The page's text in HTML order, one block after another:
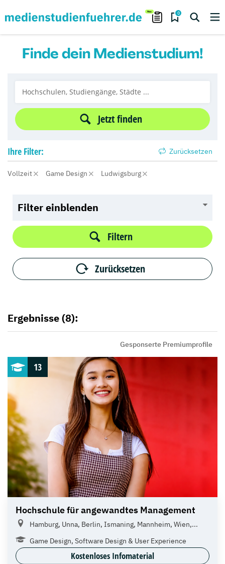
0
Finde dein Medienstudium!
Jetzt finden
Ihre Filter: Zurücksetzen
Vollzeit Game Design Ludwigsburg
Filter einblenden
Filtern
Zurücksetzen
Ergebnisse (8):
Gesponserte Premiumprofile
13
Hochschule für angewandtes Management
Hamburg, Unna, Berlin, Ismaning, Mannheim, Wien,...
Game Design, Software Design & User Experience
Kostenloses Infomaterial